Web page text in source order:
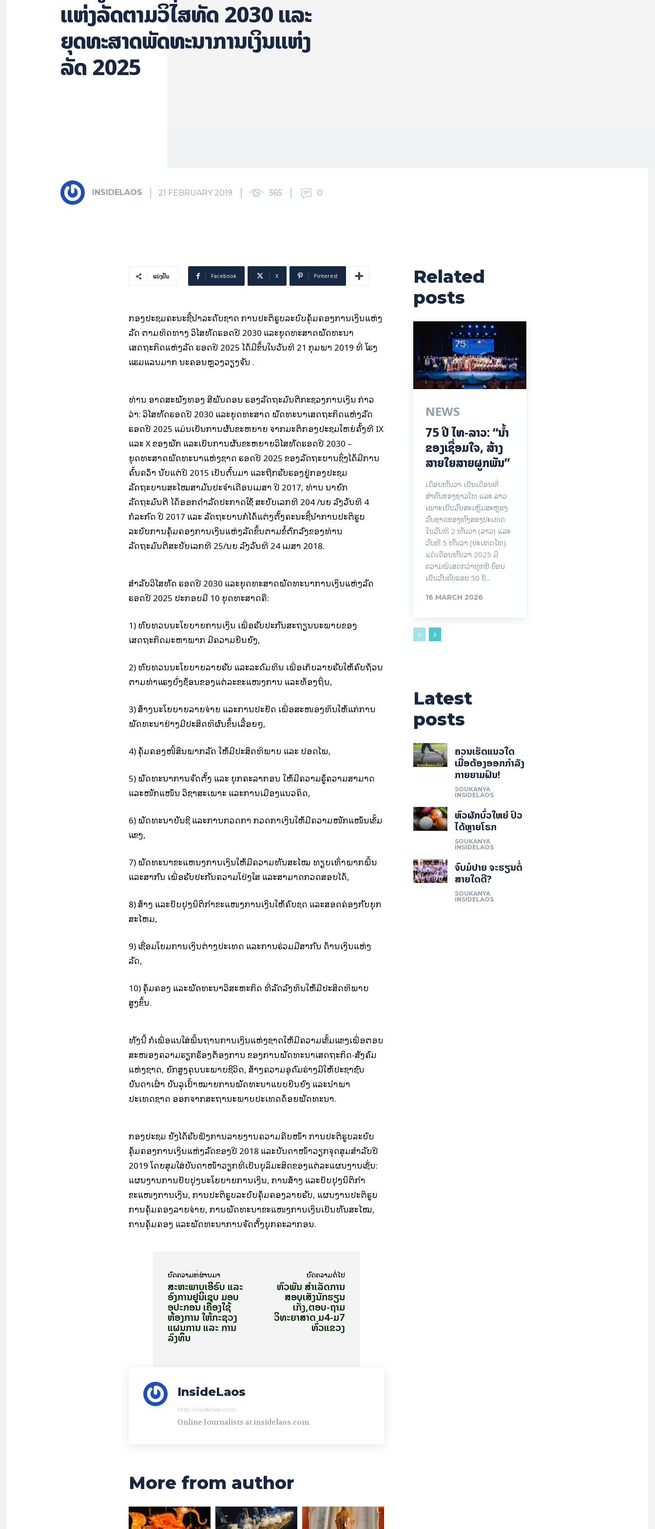
ແຫ່ງລັດຕາມວິໄສທັດ 2030 ແລະ
ຍຸດທະສາດພັດທະນາການເງິນແຫ່ງ
ລັດ 2025
INSIDELAOS 21 FEBRUARY 2019 365 0
ແບ່ງປັນ Facebook X Pinterest
ກອງປະຊຸມຄະນະຊີ້ນໍາລະດັບຊາດ ການປະຕິຮູບລະບົບຄຸ້ມຄອງການເງິນແຫ່ງ
ລັດ ຕາມທິດທາງ ວິໄສທັດຮອດປີ 2030 ແລະຍຸດທະສາດພັດທະນາ
ເສດຖະກິດແຫ່ງລັດ ຮອດປີ 2025 ໄດ້ມີຂຶ້ນໃນວັນທີ 21 ກຸມພາ 2019 ທີ່ ໂຮງ
ແຮມແລນມາກ ນະຄອນຫຼວງວຽງຈັນ .
ທ່ານ ອາດສະພັງທອງ ສີພັນດອນ ຮອງລັດຖະມົນຕີກະຊວງການເງິນ ກ່າວ
ວ່າ: ວິໄສທັດຮອດປີ 2030 ແລະຍຸດທະສາດ ພັດທະນາເສດຖະກິດແຫ່ງລັດ
ຮອດປີ 2025 ແມ່ນເປັນການຜັນຂະຫຍາຍ ຈາກມະຕິກອງປະຊຸມໃຫຍ່ຄັ້ງທີ IX
ແລະ X ຂອງພັກ ແລະເປັນການຜັນຂະຫຍາຍວິໄສທັດຮອດປີ 2030 –
ຍຸດທະສາດພັດທະນາແຫ່ງຊາດ ຮອດປີ 2025 ຂອງລັດຖະບານຊຶ່ງໄດ້ມີການ
ຄົ້ນຄວ້າ ນັບແຕ່ປີ 2015 ເປັນຕົ້ນມາ ແລະຖືກຮັບຮອງຢູ່ກອງປະຊຸມ
ລັດຖະບານສະໄໝສາມັນປະຈໍາເດືອນເມສາ ປີ 2017, ທ່ານ ນາຍົກ
ລັດຖະມົນຕີ ໄດ້ອອກດໍາລັດປະກາດໃຊ້ ສະບັບເລກທີ 204 /ນຍ ລົງວັນທີ 4
ກໍລະກົດ ປີ 2017 ແລະ ລັດຖະບານກໍໄດ້ແຕ່ງຕັ້ງຄະນະຊີ້ນໍາການປະຕິຮູບ
ລະບົບການຄຸ້ມຄອງການເງິນແຫ່ງລັດຂຶ້ນຕາມຂໍ້ຕົກລົງຂອງທ່ານ
ລັດຖະມົນຕີສະບັບເລກທີ 25/ນຍ ລົງວັນທີ 24 ເມສາ 2018.
ສໍາລັບວິໄສທັດ ຮອດປີ 2030 ແລະຍຸດທະສາດພັດທະນາການເງິນແຫ່ງລັດ
ຮອດປີ 2025 ປະກອບມີ 10 ຍຸດທະສາດຄື:
1) ທົບທວນນະໂຍບາຍການເງິນ ເພື່ອຮັບປະກັນສະຖຽນນະພາບຂອງ
ເສດຖະກິດມະຫາພາກ ມີຄວາມຍືນຍົງ,
2) ທົບທວນນະໂຍບາຍລາຍຮັບ ແລະລະດົມທຶນ ເພື່ອເກັບລາຍຮັບໃຫ້ຄົບຖ້ວນ
ຕາມທ່າແຮງບົ່ງຊ້ອນຂອງແຕ່ລະຂະແໜງການ ແລະທ້ອງຖິ່ນ,
3) ສ້າງນະໂຍບາຍລາຍຈ່າຍ ແລະການປະຢັດ ເພື່ອສະໜອງທຶນໃຫ້ແກ່ການ
ພັດທະນາຢ່າງມີປະສິດທິຜົນຂຶ້ນເລື້ອຍໆ,
4) ຄຸ້ມຄອງໜີ້ສິນພາກລັດ ໃຫ້ມີປະສິດທິພາບ ແລະ ປອດໄພ,
5) ພັດທະນາການຈັດຕັ້ງ ແລະ ບຸກຄະລາກອນ ໃຫ້ມີຄວາມຮູ້ຄວາມສາມາດ
ແລະໜັກແໜ້ນ ວິຊາສະເພາະ ແລະການເມືອງແນວຄິດ,
6) ພັດທະນາບັນຊີ ແລະການກວດກາ ກວດກາເງິນໃຫ້ມີຄວາມໜັກແໜ້ນເຂັ້ມ
ແຂງ,
7) ພັດທະນາຂະແຫນງການເງິນໃຫ້ມີຄວາມທັນສະໄໝ ທຽບເທົ່າພາກພື້ນ
ແລະສາກົນ ເພື່ອຮັບປະກັນຄວາມໂປ່ງໃສ ແລະສາມາດກວດສອບໄດ້,
8) ສ້າງ ແລະປັບປຸງນິຕິກໍາຂະແໜງການເງິນໃຫ້ຄົບຊຸດ ແລະສອດຄ່ອງກັບຍຸກ
ສະໄຫມ,
9) ເຊື່ອມໂຍມການເງິນຕ່າງປະເທດ ແລະການຮ່ວມມືສາກົນ ດ້ານເງິນແຫ່ງ
ລັດ,
10) ຄຸ້ມຄອງ ແລະພັດທະນາວິສະຫະກິດ ທີ່ລັດລົງທຶນໃຫ້ມີປະສິດທິພາບ
ສູງຂຶ້ນ.
ທັງນີ້ ກໍເພື່ອແນໃສ່ພື້ນຖານການເງິນແຫ່ງຊາດໃຫ້ມີຄວາມເຂັ້ມແຂງເພື່ອຕອບ
ສະໜອງຄວາມຮຽກຮ້ອງຕ້ອງການ ຂອງການພັດທະນາເສດຖະກິດ-ສັງຄົມ
ແຫ່ງຊາດ, ຍົກສູງຄຸນນະພາບຊີວິດ, ສ້າງຄວາມອຸດົມຮ່າງມີໃຫ້ປະຊາຊົນ
ບັນດາເຜົ່າ ບັນລຸເປົ້າໝາຍການພັດທະນາແບບຍືນຍົງ ແລະນໍາພາ
ປະເທດຊາດ ອອກຈາກສະຖານະພາບປະເທດດ້ອຍພັດທະນາ.
ກອງປະຊຸມ ຍັງໄດ້ຮັບຟັງການລາຍງານຄວາມຄືບໜ້າ ການປະຕິຮູບລະບົບ
ຄຸ້ມຄອງການເງິນແຫ່ງລັດຂອງປີ 2018 ແລະບັນດາໜ້າວຽກຈຸດສຸມສໍາລັບປີ
2019 ໂດຍສຸມໃສ່ບັນດາໜ້າວຽກທີ່ເປັນບຸລິມະສິດຂອງແຕ່ລະແຜນງານເຊັ່ນ:
ແຜນງານການປັບປຸງນະໂຍບາຍການເງິນ, ການສ້າງ ແລະປັບປຸງນິຕິກໍາ
ຂະແໜງການເງິນ, ການປະຕິຮູບລະບົບຄຸ້ມຄອງລາຍຮັບ, ແຜນງານປະຕິຮູບ
ການຄຸ້ມຄອງລາຍຈ່າຍ, ການພັດທະນາຂະແໜງການເງິນເປັນທັນສະໄໝ,
ການຄຸ້ມຄອງ ແລະພັດທະນາການຈັດຕັ້ງບຸກຄະລາກອນ.
ບົດ​ຄວາມ​ທີ່​ຜ່ານ​ມາ
ສະຫະພາບເອີຣົບ ແລະ
ອົງການຢູນິເຊບ ມອບ
ອຸປະກອນ ເຄື່ອງໃຊ້
ຫ້ອງການ ໃຫ້ກະຊວງ
ແຜນການ ແລະ ການ
ລົງທຶນ
ບົດ​ຄວາມ​ຕໍ່​ໄປ
ຫົວພັນ ສຳເລັດການ
ສອບເສັງນັກຮຽນ
ເກັ່ງ,ຕອບ-ຖາມ
ວິທະຍາສາດ ມ4-ມ7
ທົ່ວແຂວງ
InsideLaos
http://insidelaos.com
Online Journalists at insidelaos.com.
More from author
Related
posts
NEWS
75 ປີ ​ໄທ-ລາວ: “​ນ້ຳ​
ຂອງ​ເຊື່ອມ​​ໃຈ, ສ້າງ
ສາຍໃຍ​ສາຍຜູກພັນ”
ເດືອນທັນວາ ເປັນເດືອນທີ່
ສຳຄັນຂອງຊາວໄທ ແລະ ລາວ
ເພາະເປັນວັນສະເຫຼີມສະຫຼອງ
ວັນຊາດຂອງທັງສອງປະເທດ
ໃນວັນທີ 2 ທັນວາ (ລາວ) ແລະ
ວັນທີ 5 ທັນວາ (ປະເທດໄທ).
ແຕ່ເດືອນທັນວາ 2025 ມີ
ຄວາມພິເສດກວ່າທຸກປີ ຍ້ອນ
ເປັນວັນຄົບຮອບ 50 ປີ...
16 MARCH 2026
Latest
posts
ຄວນເຮັດແນວໃດ
ເມື່ອຕ້ອງອອກກຳລັງ
ກາຍຍາມຝົນ!
SOUKANYA
INSIDELAOS
ຫົວຜັກບົ່ວໃຫຍ່ ປົວ
ໄດ້ຫຼາຍໂຣກ
SOUKANYA
INSIDELAOS
ຈົບມໍປາຍ ຈະຮຽນຕໍ່
ສາຍໃດດີ?
SOUKANYA
INSIDELAOS